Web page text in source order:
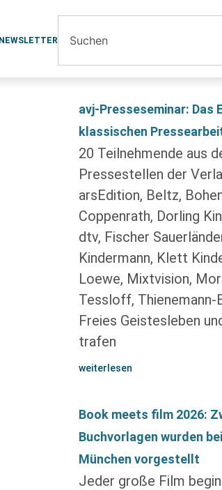
NEWSLETTER
avj-Presseseminar: Das
klassischen
20 Teilnehmende aus
Pressestellen der
arsEdition, Beltz,
Coppenrath, Dorling
dtv, Fischer
Kindermann, Klett
Loewe, Mixtvision,
Tessloff, Thienemann-
Freies Geistesleben
trafen
weiterlesen
Book meets film 2026:
Buchvorlagen wurden
München vorgestellt
Jeder große Film